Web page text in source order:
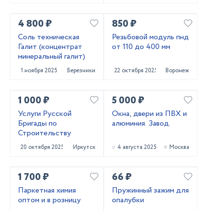
4 800 ₽
Соль техническая
Галит (концентрат
минеральный галит)
1 ноября 2025 Березники
850 ₽
Резьбовой модуль пнд
от 110 до 400 мм
22 октября 2025 Воронеж
1 000 ₽
Услуги Русской
Бригады по
Строительству
20 октября 2025 Иркутск
5 000 ₽
Окна, двери из ПВХ и
алюминия. Завод.
4 августа 2025 Москва
1 700 ₽
Паркетная химия
оптом и в розницу
66 ₽
Пружинный зажим для
опалубки